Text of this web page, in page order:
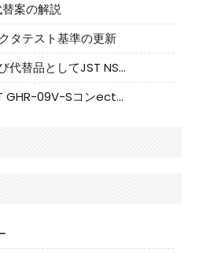
案の解説
タテスト基準の更新
JSTコネクタ-正品および代替品としてJST NSHR-02V-Sコネクタを提供します
JSTコンector-正品JST GHR-09V-Sコンector|代替品提供